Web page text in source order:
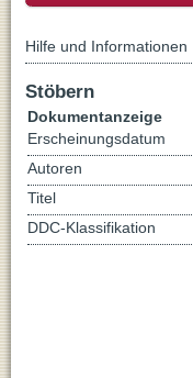
Hilfe und Informationen
Stöbern
Dokumentanzeige
Erscheinungsdatum
Autoren
Titel
DDC-Klassifikation